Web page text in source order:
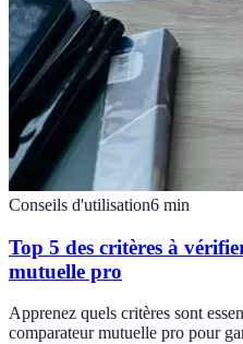
Conseils d'utilisation6 min
Top 5 des critères à
mutuelle pro
Apprenez quels critères sont
comparateur mutuelle pro pour